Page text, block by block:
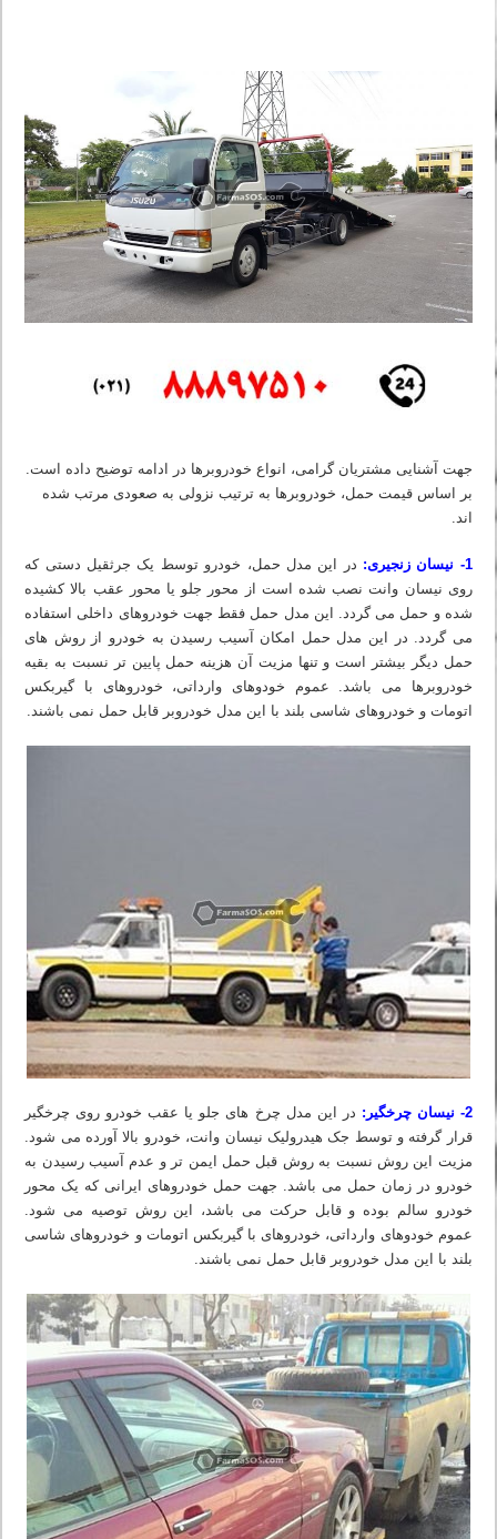
جهت آشنایی مشتریان گرامی، انواع خودروبرها در ادامه توضیح داده است.
بر اساس قیمت حمل، خودروبرها به ترتیب نزولی به صعودی مرتب شده
اند.
1- نیسان زنجیری:
در این مدل حمل، خودرو توسط یک جرثقیل دستی که
روی نیسان وانت نصب شده است از محور جلو یا محور عقب بالا کشیده
شده و حمل می گردد. این مدل حمل فقط جهت خودروهای داخلی استفاده
می گردد. در این مدل حمل امکان آسیب رسیدن به خودرو از روش های
حمل دیگر بیشتر است و تنها مزیت آن هزینه حمل پایین تر نسبت به بقیه
خودروبرها می باشد. عموم خودوهای وارداتی، خودروهای با گیربکس
اتومات و خودروهای شاسی بلند با این مدل خودروبر قابل حمل نمی باشند.
2- نیسان چرخگیر:
در این مدل چرخ های جلو یا عقب خودرو روی چرخگیر
قرار گرفته و توسط جک هیدرولیک نیسان وانت، خودرو بالا آورده می شود.
مزیت این روش نسبت به روش قبل حمل ایمن تر و عدم آسیب رسیدن به
خودرو در زمان حمل می باشد. جهت حمل خودروهای ایرانی که یک محور
خودرو سالم بوده و قابل حرکت می باشد، این روش توصیه می شود.
عموم خودوهای وارداتی، خودروهای با گیربکس اتومات و خودروهای شاسی
بلند با این مدل خودروبر قابل حمل نمی باشند.